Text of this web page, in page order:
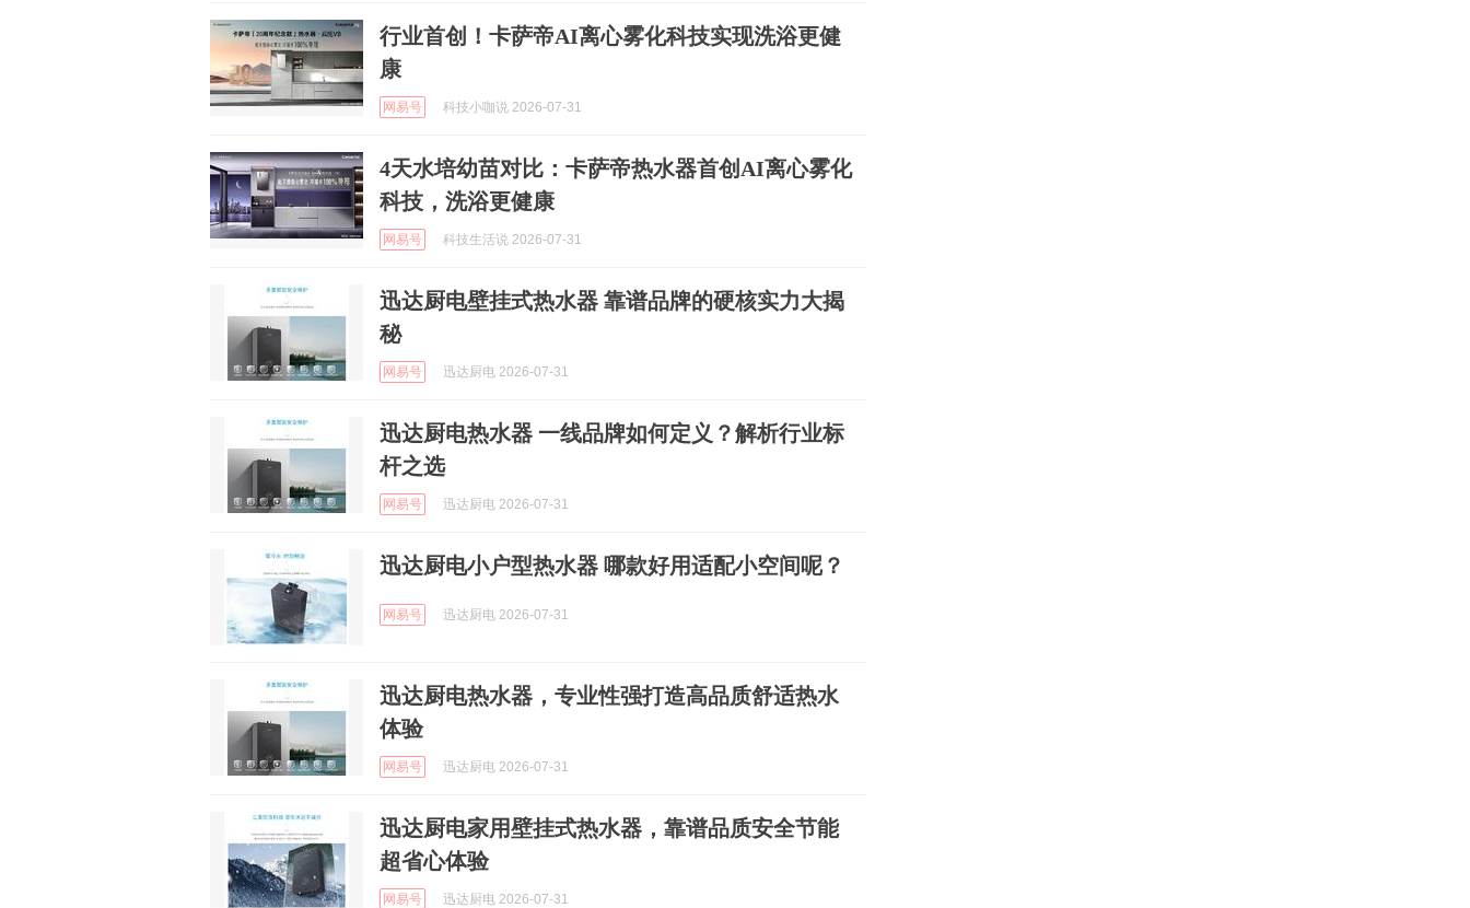
行业首创！卡萨帝AI离心雾化科技实现洗浴更健
康
网易号 科技小咖说 2026-07-31
4天水培幼苗对比：卡萨帝热水器首创AI离心雾化
科技，洗浴更健康
网易号 科技生活说 2026-07-31
迅达厨电壁挂式热水器 靠谱品牌的硬核实力大揭
秘
网易号 迅达厨电 2026-07-31
迅达厨电热水器 一线品牌如何定义？解析行业标
杆之选
网易号 迅达厨电 2026-07-31
迅达厨电小户型热水器 哪款好用适配小空间呢？
网易号 迅达厨电 2026-07-31
迅达厨电热水器，专业性强打造高品质舒适热水
体验
网易号 迅达厨电 2026-07-31
迅达厨电家用壁挂式热水器，靠谱品质安全节能
超省心体验
网易号 迅达厨电 2026-07-31